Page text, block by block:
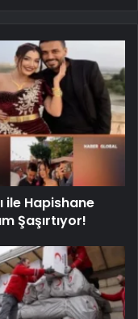
ile Hapishane
Şaşırtıyor!